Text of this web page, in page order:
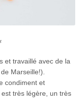
et travaillé avec de la
Marseille!).
condiment et
très légère, un très